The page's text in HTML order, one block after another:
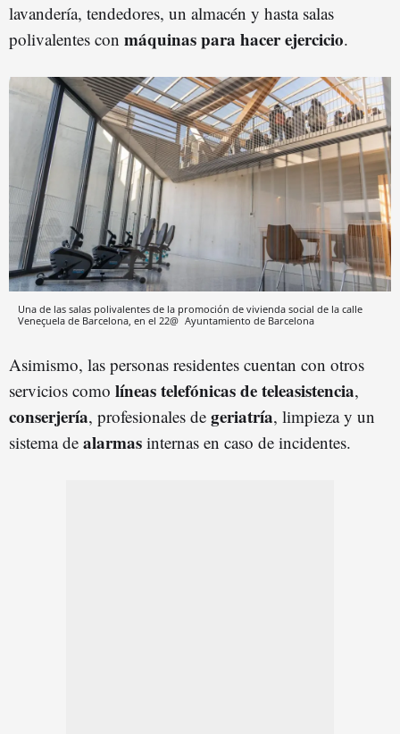
lavandería, tendedores, un almacén y hasta salas
polivalentes con máquinas para hacer ejercicio.
Una de las salas polivalentes de la promoción de vivienda social de la calle
Veneçuela de Barcelona, en el 22@ Ayuntamiento de Barcelona
Asimismo, las personas residentes cuentan con otros
servicios como líneas telefónicas de teleasistencia,
conserjería, profesionales de geriatría, limpieza y un
sistema de alarmas internas en caso de incidentes.